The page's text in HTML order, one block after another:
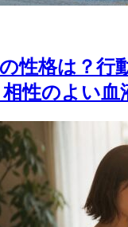
性格は？行
性のよい血